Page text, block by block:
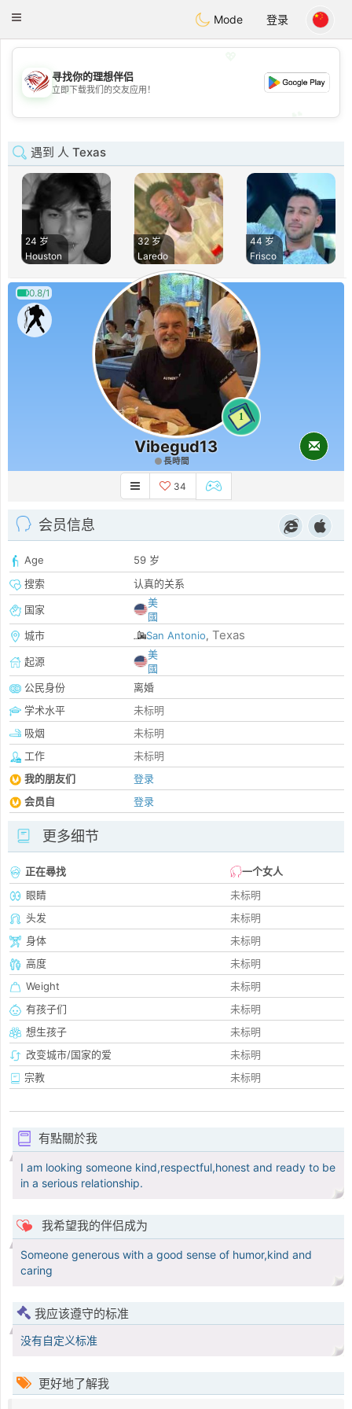
Dating
Toggle
Mode 登录
💖
💕
寻找你的理想伴侣
立即下载我们的交友应用！
遇到 人 Texas
24 岁
Houston
32 岁
Laredo
44 岁
Frisco
0.8/1
1
Vibegud13
長時間
34
会员信息
Age
59 岁
搜索
认真的关系
国家
美
國
城市
San Antonio, Texas
起源
美
國
公民身份
离婚
学术水平
未标明
吸烟
未标明
工作
未标明
我的朋友们
登录
会员自
登录
更多细节
正在尋找
一个女人
眼睛
未标明
头发
未标明
身体
未标明
高度
未标明
Weight
未标明
有孩子们
未标明
想生孩子
未标明
改变城市/国家的爱
未标明
宗教
未标明
有點關於我
I am looking someone kind,respectful,honest and ready to be
in a serious relationship.
我希望我的伴侣成为
Someone generous with a good sense of humor,kind and
caring
我应该遵守的标准
没有自定义标准
更好地了解我